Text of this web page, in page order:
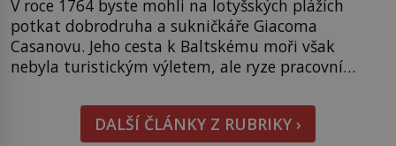
V roce 1764 byste mohli na lotyšských plážích
potkat dobrodruha a sukničkáře Giacoma
Casanovu. Jeho cesta k Baltskému moři však
nebyla turistickým výletem, ale ryze pracovní
sledoval, když se například procházel uličkami
lotyšské Rigy? Casanova v Pobaltí kontaktoval
DALŠÍ ČLÁNKY Z RUBRIKY ›